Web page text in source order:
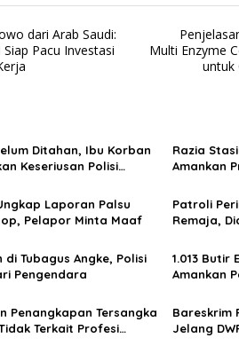
dari Arab Saudi:
Pacu Investasi
Multi Enzyme
untuk
Ditahan, Ibu Korban
Keseriusan Polisi
Razia
Amankan
Laporan Palsu
Pelapor Minta Maaf
Patroli
Remaja,
Tubagus Angke, Polisi
Pengendara
1.013 Butir
Amankan
Penangkapan Tersangka
Terkait Profesi
Bareskrim
Jelang